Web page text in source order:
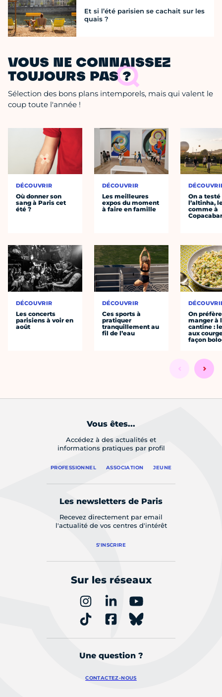
Et si l’été parisien se cachait sur les
quais ?
VOUS NE CONNAISSEZ
TOUJOURS PAS ?
Sélection des bons plans intemporels, mais qui valent le
coup toute l'année !
DÉCOUVRIR
Où donner son
sang à Paris cet
été ?
DÉCOUVRIR
Les concerts
parisiens à voir en
août
DÉCOUVRIR
Les meilleures
expos du moment
à faire en famille
DÉCOUVRIR
Ces sports à
pratiquer
tranquillement au
fil de l’eau
On a testé
l’altinha,
comme à
On préfère
manger à
cantine :
aux
façon
Vous êtes...
Accédez à des actualités et
informations pratiques par profil
PROFESSIONNEL ASSOCIATION JEUNE
Les newsletters de Paris
Recevez directement par email
l'actualité de vos centres d'intérêt
S'INSCRIRE
Sur les réseaux
Une question ?
CONTACTEZ-NOUS